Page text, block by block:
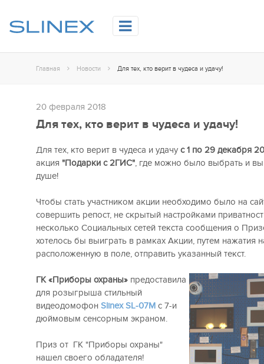
Главная Новости Для тех, кто верит в чудеса и удачу!
20 февраля 2018
Для тех, кто верит в чудеса и удачу!
Для тех, кто верит в чудеса и удачу с 1 по 29 декабря
акция "Подарки с 2ГИС", где можно было выбрать и
душе!
Чтобы стать участником акции необходимо было на
совершить репост, не скрытый настройками
несколько Социальных сетей текста сообщения о
хотелось бы выиграть в рамках Акции, путем нажатия
расположенную в поле, отправить указанный текст.
ГК «Приборы охраны»предоставила
для розыгрыша стильный
видеодомофон Slinex SL-07Mс 7-и
дюймовым сенсорным экраном.
Приз от ГК "Приборы охраны"
нашел своего обладателя!